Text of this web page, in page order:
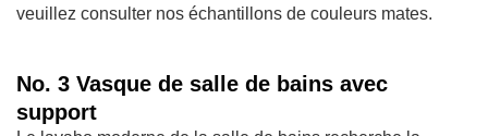
veuillez consulter nos échantillons de couleurs mates.
No. 3 Vasque de salle de bains avec
support